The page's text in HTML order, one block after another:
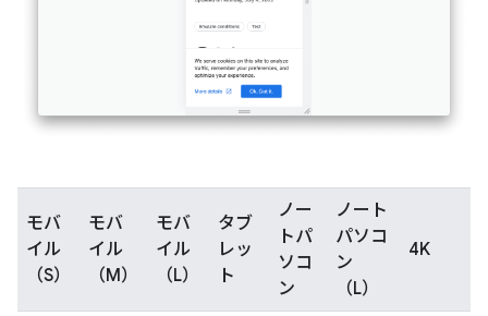
モバ
イル
（S）
モバ
イル
（M）
モバ
イル
（L）
タブ
レッ
ト
ノー
トパ
ソコ
ン
ノート
パソコ
ン
（L）
4K